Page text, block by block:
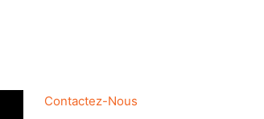
Contactez-Nous